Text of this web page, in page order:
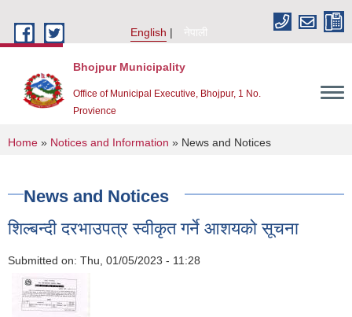
English
नेपाली
Bhojpur Municipality
Office of Municipal Executive, Bhojpur, 1 No.
Provience
You are here
Home » Notices and Information » News and Notices
News and Notices
शिल्बन्दी दरभाउपत्र स्वीकृत गर्ने आशयको सूचना
Submitted on: Thu, 01/05/2023 - 11:28